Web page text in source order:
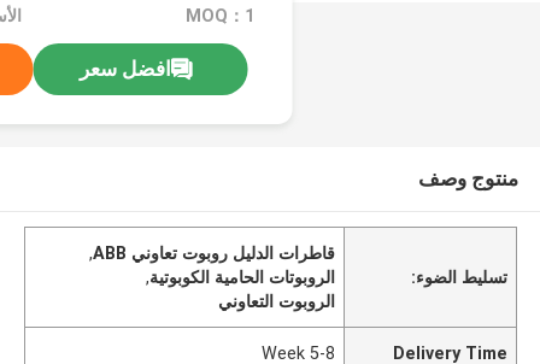
MOQ：1
افضل سعر
منتوج وصف
تسليط الضوء:
قاطرات الدليل روبوت تعاوني ABB
,
الروبوتات الحامية الكوبوتية,
الروبوت التعاوني
Delivery Time
5-8 Week